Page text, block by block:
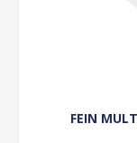
FEIN